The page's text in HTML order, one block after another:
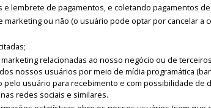
e lembrete de pagamentos, e coletando pagamentos de
marketing ou não (o usuário pode optar por cancelar a
relacionadas ao nosso negócio ou de
nossos usuários por meio de mídia programática
pelo usuário para recebimento e com possibilidade de
redes sociais e similares.